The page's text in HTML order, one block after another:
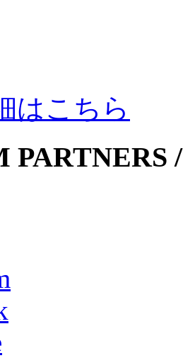
はこちら
PARTNERS